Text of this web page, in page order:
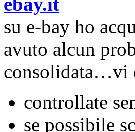
su e-bay ho
avuto alcun
consolidata…vi
controllate
se possibile